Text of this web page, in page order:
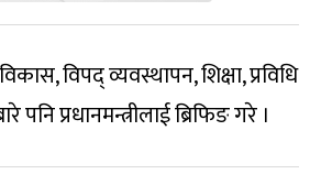
विपद् व्यवस्थापन, शिक्षा, प्रविधि
प्रधानमन्त्रीलाई ब्रिफिङ गरे ।